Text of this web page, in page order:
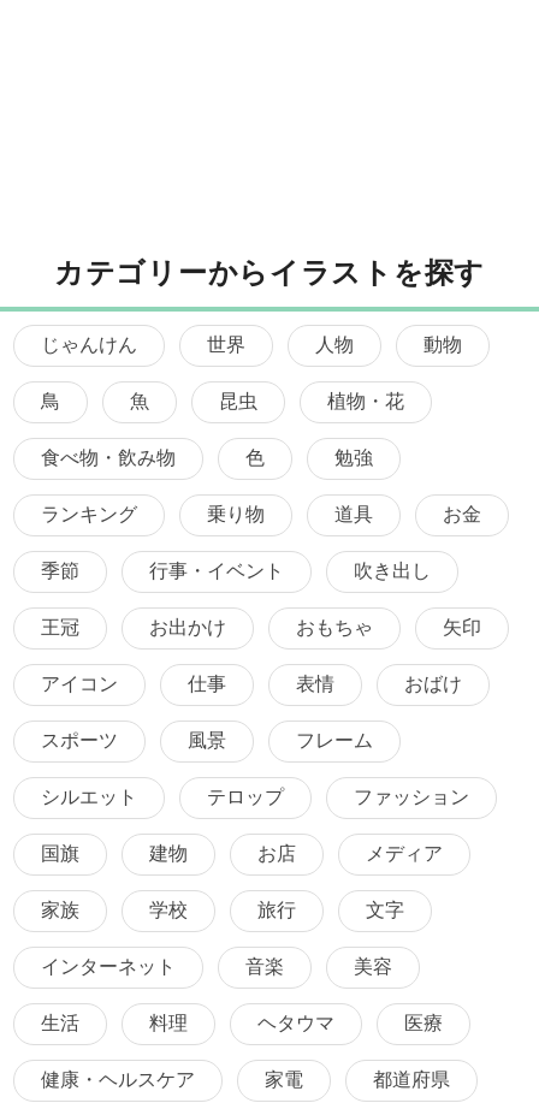
カテゴリーからイラストを探す
じゃんけん 世界 人物 動物
鳥 魚 昆虫 植物・花
食べ物・飲み物 色 勉強
ランキング 乗り物 道具 お金
季節 行事・イベント 吹き出し
王冠 お出かけ おもちゃ 矢印
アイコン 仕事 表情 おばけ
スポーツ 風景 フレーム
シルエット テロップ ファッション
国旗 建物 お店 メディア
家族 学校 旅行 文字
インターネット 音楽 美容
生活 料理 ヘタウマ 医療
健康・ヘルスケア 家電 都道府県